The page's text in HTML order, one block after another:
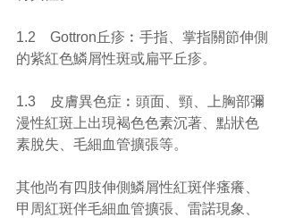
1.2    Gottron丘疹︰手指、掌指關節伸側
的紫紅色鱗屑性斑或扁平丘疹。
1.3    皮膚異色症︰頭面、頸、上胸部彌
漫性紅斑上出現褐色色素沉著、點狀色
素脫失、毛細血管擴張等。
其他尚有四肢伸側鱗屑性紅斑伴瘙癢、
甲周紅斑伴毛細血管擴張、雷諾現象、